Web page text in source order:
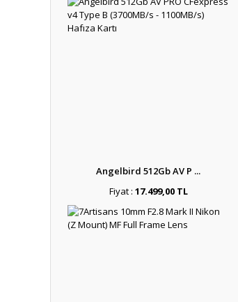
Angelbird 512Gb AV P ...
Fiyat : 17.499,00 TL